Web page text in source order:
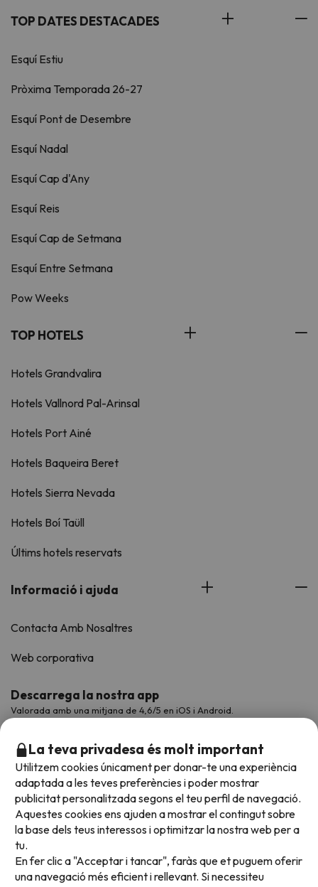
TOP DATES DESTACADES
Esquí Estiu
Pròxima Temporada 26-27
Esquí Pont de Desembre
Esquí Nadal
Esquí Cap d'Any
Esquí Reis
Esquí Cap de Setmana
Esquí Entre Setmana
Pow Weeks
TOP HOTELS
Hotels Grandvalira
Hotels Vallnord Pal-Arinsal
Hotels Port Ainé
Hotels Baqueira Beret
Hotels Sierra Nevada
Hotels Boí Taüll
Últims hotels reservats
Informació i ajuda
Contacta Amb Nosaltres
Web corporativa
Descarrega la nostra app
Valorada amb una mitjana de 4,6/5 en iOS i Android.
Acceptem
La teva privadesa és molt important
Utilitzem cookies únicament per donar-te una experiència
adaptada a les teves preferències i poder mostrar
publicitat personalitzada segons el teu perfil de navegació.
Aquestes cookies ens ajuden a mostrar el contingut sobre
la base dels teus interessos i optimitzar la nostra web per a
tu.
En fer clic a "Acceptar i tancar", faràs que et puguem oferir
una navegació més eficient i rellevant. Si necessiteu